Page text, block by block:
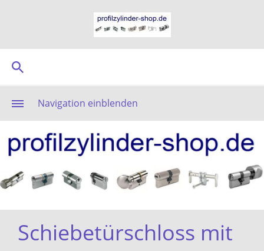
Navigation einblenden
Schiebetürschloss mit